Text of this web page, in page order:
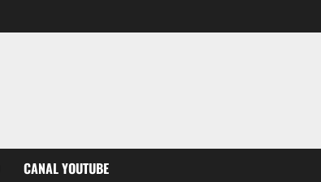
CANAL YOUTUBE